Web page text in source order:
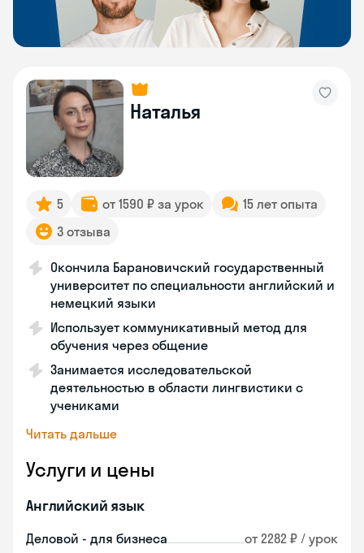
Наталья
5 от 1590 ₽ за урок
15 лет опыта
3 отзыва
Окончила Барановичский государственный
университет по специальности английский и
немецкий языки
Использует коммуникативный метод для
обучения через общение
Занимается исследовательской
деятельностью в области лингвистики с
учениками
Читать дальше
Услуги и цены
Английский язык
Деловой - для бизнеса от 2282 ₽ / урок